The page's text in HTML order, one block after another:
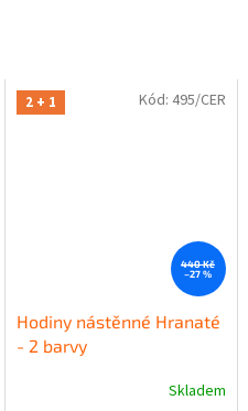
2 + 1
440 Kč
–27 %
Hodiny nástěnné Hranaté
- 2 barvy
Skladem
Kód: 495/CER